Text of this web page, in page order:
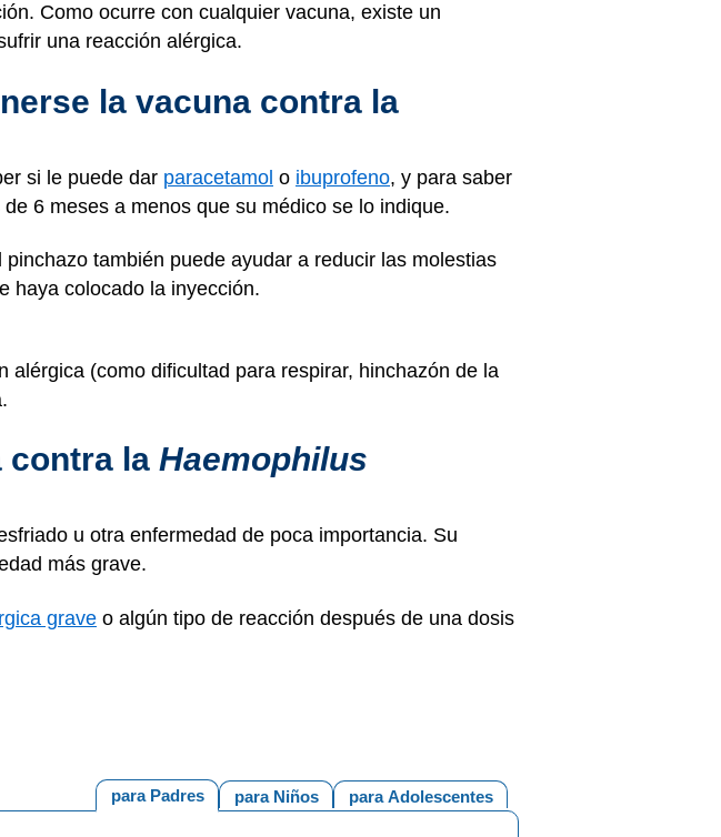
Como ocurre con cualquier vacuna, existe un
una reacción alérgica.
la vacuna contra la
si le puede dar paracetamol o ibuprofeno, y para saber
6 meses a menos que su médico se lo indique.
también puede ayudar a reducir las molestias
haya colocado la inyección.
(como dificultad para respirar, hinchazón de la
contra la Haemophilus
u otra enfermedad de poca importancia. Su
más grave.
grave o algún tipo de reacción después de una dosis
para Adolescentes
para Niños
para Padres